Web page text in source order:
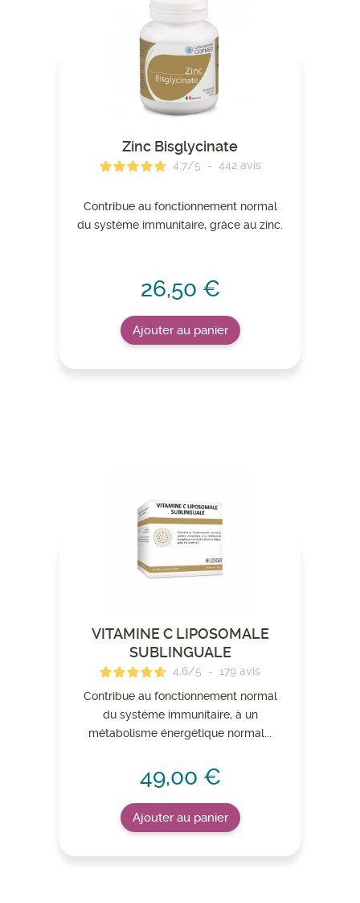
Zinc Bisglycinate
4.7/5 - 442 avis
Contribue au fonctionnement normal
du système immunitaire, grâce au zinc.
26,50 €
Ajouter au panier
VITAMINE C LIPOSOMALE
SUBLINGUALE
4.6/5 - 179 avis
Contribue au fonctionnement normal
du système immunitaire, à un
métabolisme énergétique normal...
49,00 €
Ajouter au panier